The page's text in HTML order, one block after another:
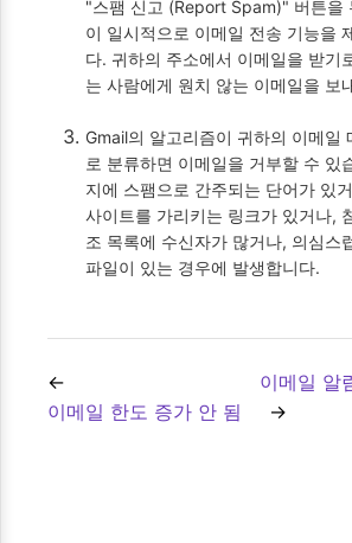
"스팸 신고 (Report Spam)" 버튼을
이 일시적으로 이메일 전송 기능을
다. 귀하의 주소에서 이메일을 받기
는 사람에게 원치 않는 이메일을 보
Gmail의 알고리즘이 귀하의 이메일
로 분류하면 이메일을 거부할 수 있
지에 스팸으로 간주되는 단어가 있
사이트를 가리키는 링크가 있거나,
조 목록에 수신자가 많거나, 의심스
파일이 있는 경우에 발생합니다.
이메일 한도 증가 안 됨
이메일 알